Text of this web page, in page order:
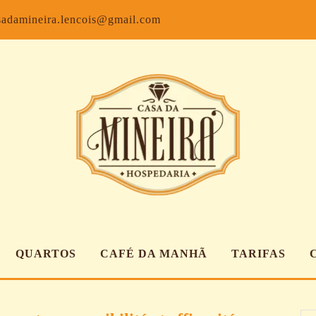
QUARTOS CAFÉ DA MANHÃ TARIFAS